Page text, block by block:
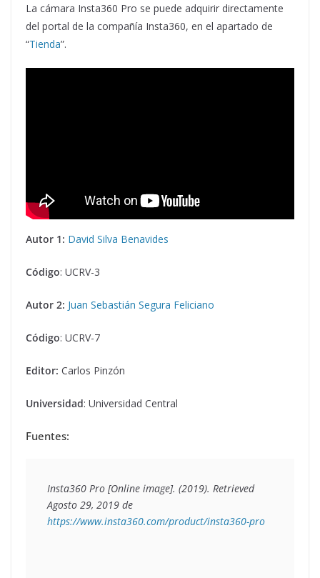
La cámara Insta360 Pro se puede adquirir directamente
del portal de la compañía Insta360, en el apartado de
“Tienda”.
Autor 1: David Silva Benavides
Código: UCRV-3
Autor 2: Juan Sebastián Segura Feliciano
Código: UCRV-7
Editor: Carlos Pinzón
Universidad: Universidad Central
Fuentes:
Insta360 Pro [Online image]. (2019). Retrieved
https://www.insta360.com/product/insta360-pro